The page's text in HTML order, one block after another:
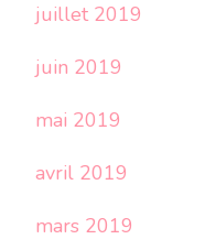
juillet 2019
juin 2019
mai 2019
avril 2019
mars 2019